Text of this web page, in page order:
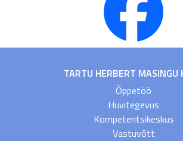
TARTU HERBERT MASINGU
Õppetöö
Huvitegevus
Kompetentsikeskus
Vastuvõtt